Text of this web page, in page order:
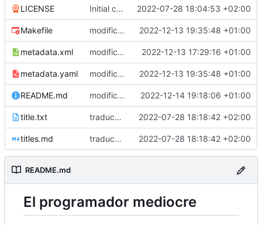
LICENSE Initial commit 2022-07-28 18:04:53 +02:00
Makefile modificar makefile y archivos compilados (excepto pdf) 2022-12-13 19:35:48 +01:00
metadata.xml modificar archivos para el makefile 2022-12-13 17:29:16 +01:00
metadata.yaml modificar makefile y archivos compilados (excepto pdf) 2022-12-13 19:35:48 +01:00
README.md modificar README 2022-12-14 19:18:06 +01:00
title.txt traducc title* 2022-07-28 18:18:42 +02:00
titles.md traducc title* 2022-07-28 18:18:42 +02:00
README.md
El programador mediocre